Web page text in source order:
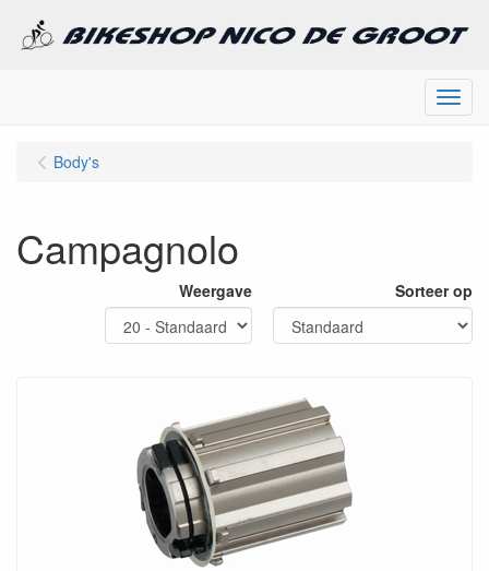
Menu
Body's
Campagnolo
Weergave Sorteer op